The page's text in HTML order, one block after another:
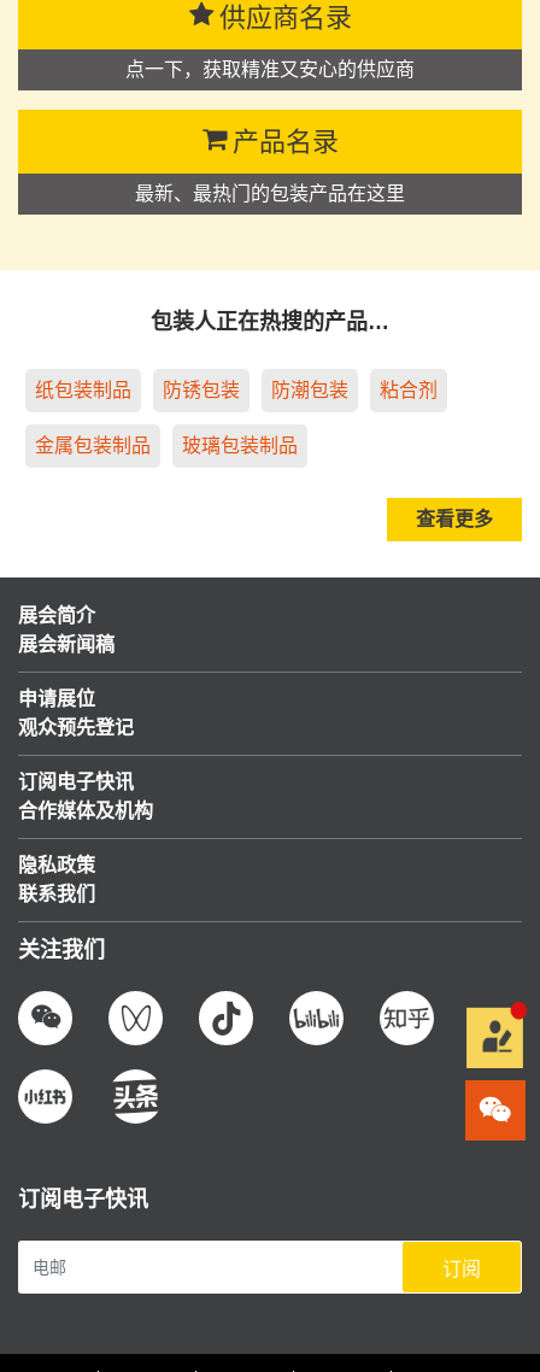
供应商名录
点一下，获取精准又安心的供应商
产品名录
最新、最热门的包装产品在这里
包装人正在热搜的产品…
纸包装制品 防锈包装 防潮包装 粘合剂
金属包装制品 玻璃包装制品
查看更多
展会简介
展会新闻稿
申请展位
观众预先登记
订阅电子快讯
合作媒体及机构
隐私政策
联系我们
关注我们
订阅电子快讯
订阅